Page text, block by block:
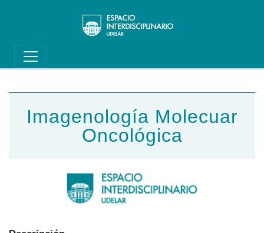
Main navigation
Imagenología Molecuar
Oncológica